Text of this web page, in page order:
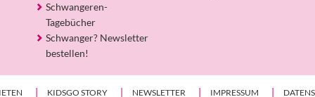
Schwangeren-
Tagebücher
Schwanger? Newsletter
bestellen!
KIDSGO STORY NEWSLETTER IMPRESSUM